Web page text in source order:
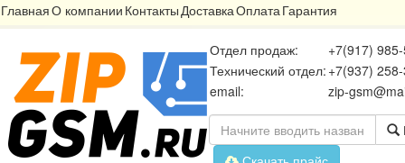
ГлавнаяО компании КонтактыДоставкаОплатаГарантия
Отдел продаж:
+7(917)
Технический отдел: +7(937)
email:
zip-